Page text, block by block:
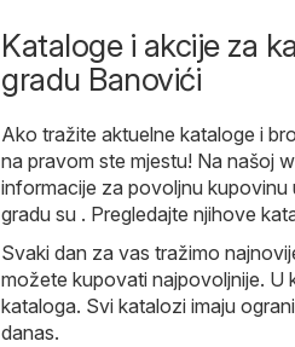
Kataloge i akcije za
gradu Banovići
Ako tražite aktuelne kataloge i
na pravom ste mjestu! Na našoj
informacije za povoljnu kupovinu
gradu su . Pregledajte njihove
Svaki dan za vas tražimo
možete kupovati najpovoljnije. U
kataloga. Svi katalozi imaju
danas.